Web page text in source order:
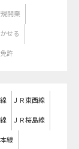
開業
せる
許
ＪＲ東西線
ＪＲ桜島線
線